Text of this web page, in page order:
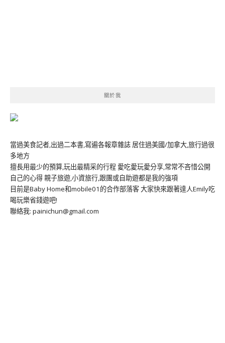
關於我
當過美食記者,出過二本書,寫遍各報章雜誌 居住過美國/加拿大,旅行過很
多地方
擅長用最少的預算,玩出最精采的行程 愛吃愛玩愛分享,常常不吝惜公開
自己的心得 親子旅遊,小資旅行,跟團或自助遊都是我的強項
目前是Baby Home和mobile01的合作部落客 大家快來跟著達人Emily吃
喝玩樂省錢遊吧!
聯絡我: painichun@gmail.com